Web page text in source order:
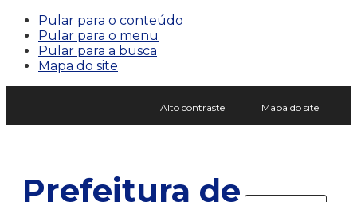
Pular para o conteúdo
Pular para o menu
Pular para a busca
Mapa do site
Alto contraste Mapa do site
Prefeitura de